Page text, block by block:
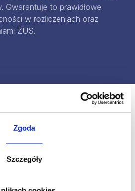
Zgoda
Szczegóły
Gwarantuje to prawidłowe
w rozliczeniach oraz
ZUS.
w zakresie obsługi kadr